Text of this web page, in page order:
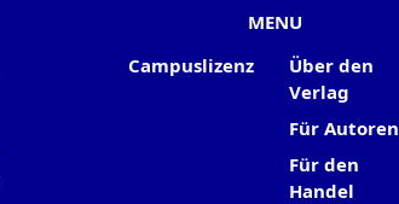
MENU
Campuslizenz
Über den
Verlag
Für Autoren
Für den
Handel